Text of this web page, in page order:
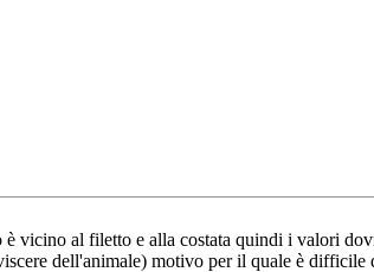
al filetto e alla costata quindi i valori
dell'animale) motivo per il quale è difficile